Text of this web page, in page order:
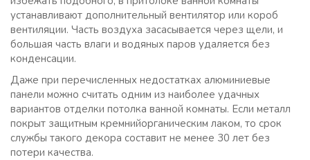
устанавливают дополнительный вентилятор или короб
вентиляции. Часть воздуха засасывается через щели, и
большая часть влаги и водяных паров удаляется без
конденсации.
Даже при перечисленных недостатках алюминиевые
панели можно считать одним из наиболее удачных
вариантов отделки потолка ванной комнаты. Если металл
покрыт защитным кремнийорганическим лаком, то срок
службы такого декора составит не менее 30 лет без
потери качества.